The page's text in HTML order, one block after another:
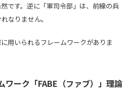
です。逆に「軍司令部」は、前線の兵
なりません。
用いられるフレームワークがありま
ワーク「FABE（ファブ）」理論